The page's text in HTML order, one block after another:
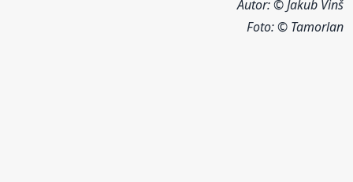
Autor: © Jakub Vinš
Foto: © Tamorlan